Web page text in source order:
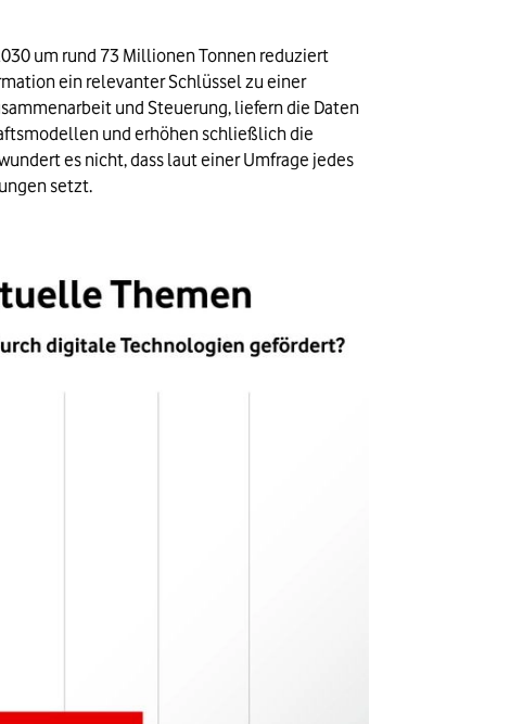
um rund 73 Millionen Tonnen reduziert
ein relevanter Schlüssel zu einer
und Steuerung, liefern die Daten
und erhöhen schließlich die
es nicht, dass laut einer Umfrage jedes
setzt.